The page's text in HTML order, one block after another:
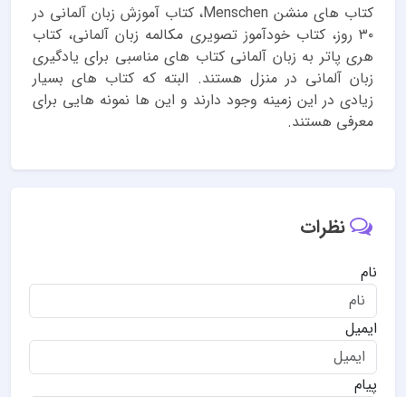
کتاب های منشن Menschen، کتاب آموزش زبان آلمانی در
۳۰ روز، کتاب خودآموز تصویری مکالمه زبان آلمانی، کتاب
هری پاتر به زبان آلمانی کتاب های مناسبی برای یادگیری
زبان آلمانی در منزل هستند. البته که کتاب های بسیار
زیادی در این زمینه وجود دارند و این ها نمونه هایی برای
معرفی هستند.
نظرات
نام
ایمیل
پیام